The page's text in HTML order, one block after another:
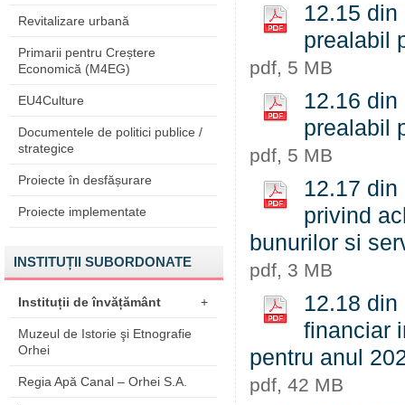
Revitalizare urbană
Primarii pentru Creștere
Economică (M4EG)
EU4Culture
Documentele de politici publice /
strategice
Proiecte în desfășurare
Proiecte implementate
INSTITUȚII SUBORDONATE
Instituții de învățământ +
Muzeul de Istorie şi Etnografie
Orhei
Regia Apă Canal – Orhei S.A.
12.15
prealabil
pdf, 5 MB
12.16
prealabil
pdf, 5 MB
12.17
privind
bunurilor si
pdf, 3 MB
12.18
financiar
pentru anul
pdf, 42 MB